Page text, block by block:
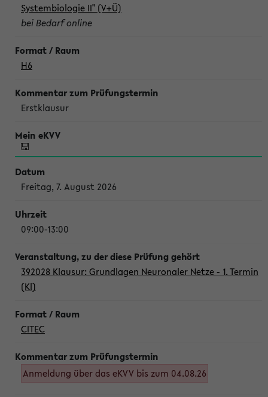
Systembiologie II" (V+Ü)
bei Bedarf online
H6
Erstklausur
Freitag, 7. August 2026
09:00-13:00
392028 Klausur: Grundlagen Neuronaler Netze - 1. Termin
(Kl)
CITEC
Anmeldung über das eKVV bis zum 04.08.26